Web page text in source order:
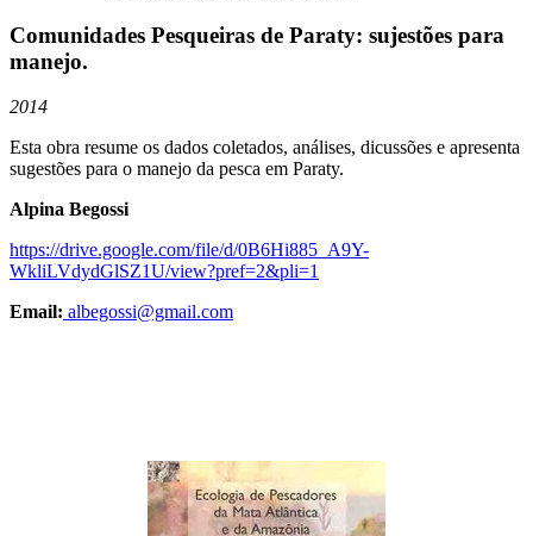
Comunidades Pesqueiras de Paraty: sujestões para
manejo.
2014
Esta obra resume os dados coletados, análises, dicussões e apresenta
sugestões para o manejo da pesca em Paraty.
Alpina Begossi
https://drive.google.com/file/d/0B6Hi885_A9Y-
WkliLVdydGlSZ1U/view?pref=2&pli=1
Email: albegossi@gmail.com